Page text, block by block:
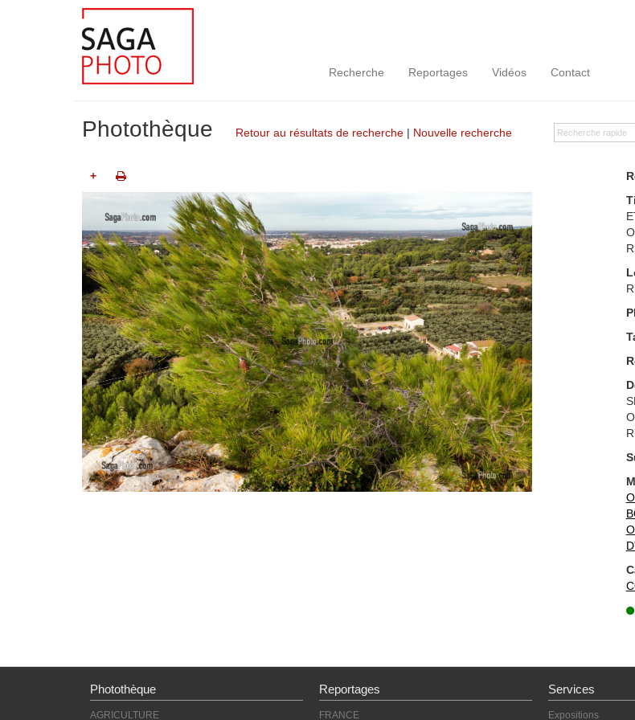
Recherche Reportages Vidéos Contact
Photothèque Retour au résultats de recherche | Nouvelle recherche
+
Photothèque
AGRICULTURE
Reportages
FRANCE
Services
Expositions